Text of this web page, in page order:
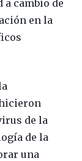
cambio de
en la
de la
de la
una